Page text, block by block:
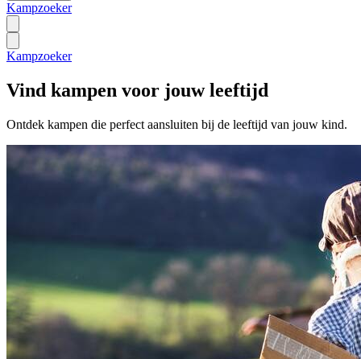
Kampzoeker
Kampzoeker
Vind kampen voor jouw leeftijd
Ontdek kampen die perfect aansluiten bij de leeftijd van jouw kind.